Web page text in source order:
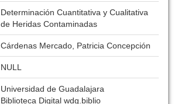
Determinación Cuantitativa y Cualitativa
de Heridas Contaminadas
Cárdenas Mercado, Patricia Concepción
NULL
Universidad de Guadalajara
Biblioteca Digital wdg.biblio